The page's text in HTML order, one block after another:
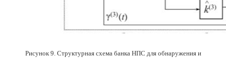
Рисунок 9. Структурная схема банка НПС для обнаружения и